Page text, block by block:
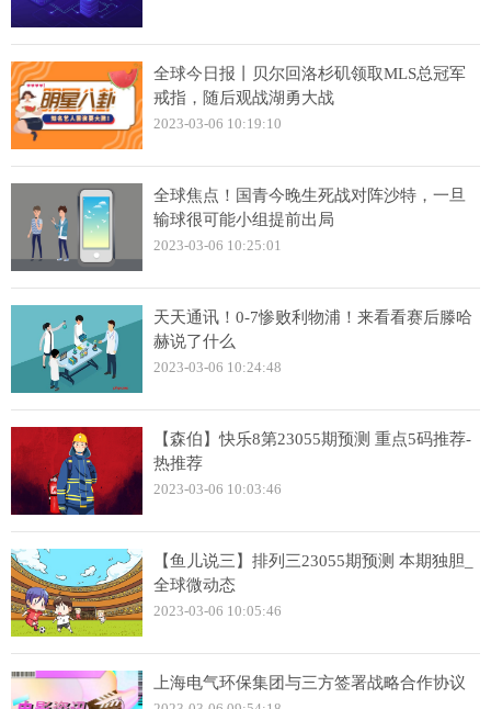
全球今日报丨贝尔回洛杉矶领取MLS总冠军
戒指，随后观战湖勇大战
2023-03-06 10:19:10
全球焦点！国青今晚生死战对阵沙特，一旦
输球很可能小组提前出局
2023-03-06 10:25:01
天天通讯！0-7惨败利物浦！来看看赛后滕哈
赫说了什么
2023-03-06 10:24:48
【森伯】快乐8第23055期预测 重点5码推荐-
热推荐
2023-03-06 10:03:46
【鱼儿说三】排列三23055期预测 本期独胆_
全球微动态
2023-03-06 10:05:46
上海电气环保集团与三方签署战略合作协议